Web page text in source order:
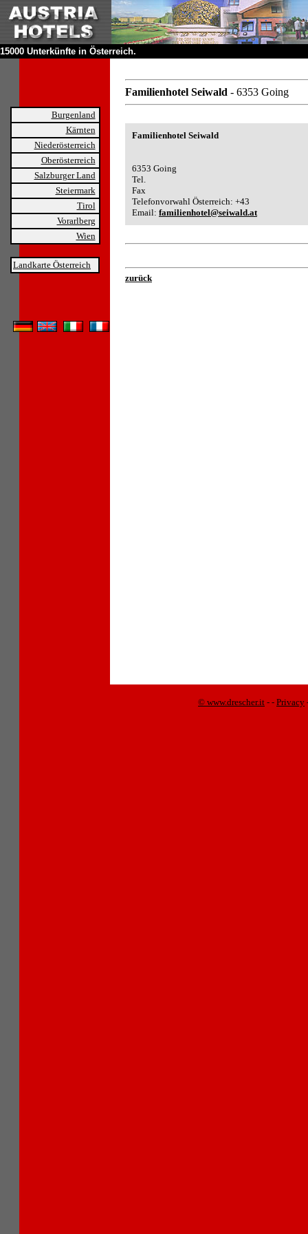
15000 Unterkünfte in Österreich.
Burgenland
Kärnten
Niederösterreich
Oberösterreich
Salzburger Land
Steiermark
Tirol
Vorarlberg
Wien
Landkarte Österreich
Familienhotel Seiwald - 6353 Going
Familienhotel Seiwald
6353 Going
Tel.
Fax
Telefonvorwahl Österreich: +43
Email: familienhotel@seiwald.at
zurück
© www.drescher.it - - Privacy